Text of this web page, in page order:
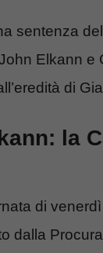
sentenza
Elkann e
di
la
di
Procura